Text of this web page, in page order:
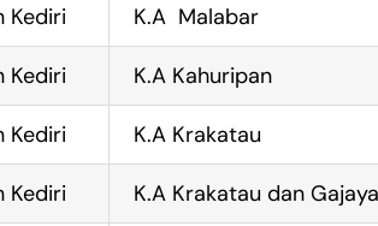
Kediri K.A Malabar
Kediri K.A Kahuripan
Kediri K.A Krakatau
Kediri K.A Krakatau dan